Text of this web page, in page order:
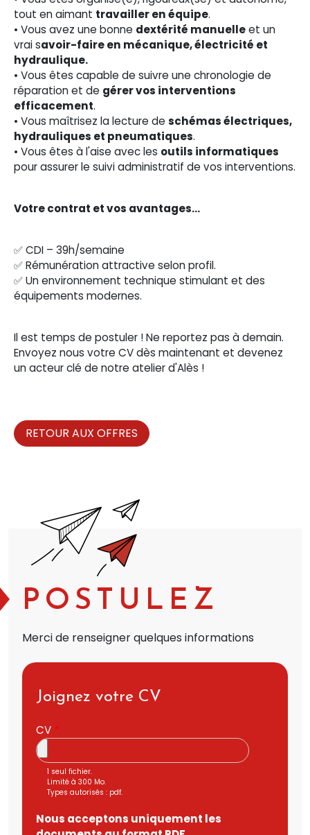
tout en aimant travailler en équipe.
• Vous avez une bonne dextérité manuelleet un
vrai savoir-faire en mécanique, électricité et
hydraulique.
• Vous êtes capable de suivre une chronologie de
réparation et de gérer vos interventions
efficacement.
• Vous maîtrisez la lecture de schémas électriques,
hydrauliques et pneumatiques.
• Vous êtes à l'aise avec les outils informatiques
pour assurer le suivi administratif de vos interventions.
Votre contrat et vos avantages…
✅ CDI – 39h/semaine
✅ Rémunération attractive selon profil.
✅ Un environnement technique stimulant et des
équipements modernes.
Il est temps de postuler ! Ne reportez pas à demain.
Envoyez nous votre CV dès maintenant et devenez
un acteur clé de notre atelier d'Alès !
RETOUR AUX OFFRES
POSTULEZ
Merci de renseigner quelques informations
Joignez votre CV
CV
1 seul fichier.
Limité à 300 Mo.
Types autorisés : pdf.
Nous acceptons uniquement les